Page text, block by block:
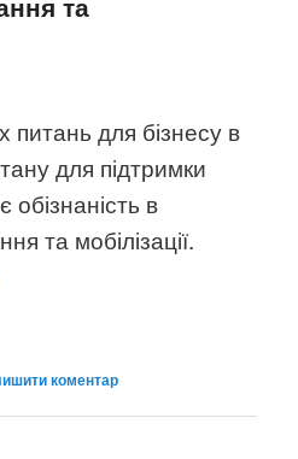
для бізнесу в
для підтримки
обізнаність в
та мобілізації.
коментар